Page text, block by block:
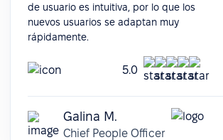
de usuario es intuitiva, por lo que los
nuevos usuarios se adaptan muy
rápidamente.
5.0
Galina M.
Chief People Officer